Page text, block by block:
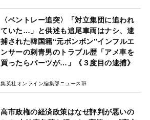
〈ベントレー追突〉「対立集団に追われ
ていた…」と供述も追尾車両はナシ、逮
捕された韓国籍“元ボンボン”インフルエ
ンサーの刺青男のトラブル歴「アメ車を
買ったらパーツが…」《３度目の逮捕》
集英社オンライン編集部ニュース班
高市政権の経済政策はなぜ評判が悪いの